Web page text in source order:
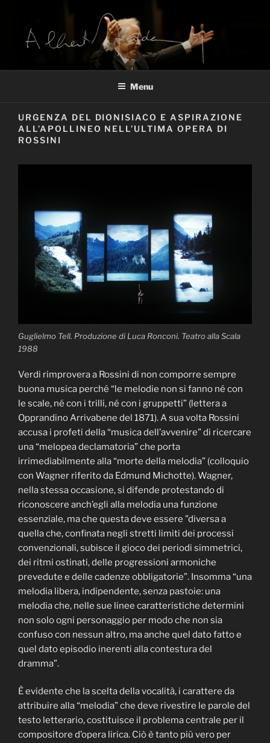
contenuto
ARCHIVIO ALBERTO ZEDDA
Alberto Zedda sito ufficiale
Menu
URGENZA DEL DIONISIACO E ASPIRAZIONE
ALL’APOLLINEO NELL’ULTIMA OPERA DI
ROSSINI
Guglielmo Tell. Produzione di Luca Ronconi. Teatro alla Scala
1988
Verdi rimprovera a Rossini di non comporre sempre
buona musica perché “le melodie non si fanno né con
le scale, né con i trilli, né con i gruppetti” (lettera a
Opprandino Arrivabene del 1871). A sua volta Rossini
accusa i profeti della “musica dell’avvenire” di ricercare
una “melopea declamatoria” che porta
irrimediabilmente alla “morte della melodia” (colloquio
con Wagner riferito da Edmund Michotte). Wagner,
nella stessa occasione, si difende protestando di
riconoscere anch’egli alla melodia una funzione
essenziale, ma che questa deve essere ”diversa a
quella che, confinata negli stretti limiti dei processi
convenzionali, subisce il gioco dei periodi simmetrici,
dei ritmi ostinati, delle progressioni armoniche
prevedute e delle cadenze obbligatorie”. Insomma “una
melodia libera, indipendente, senza pastoie: una
melodia che, nelle sue linee caratteristiche determini
non solo ogni personaggio per modo che non sia
confuso con nessun altro, ma anche quel dato fatto e
quel dato episodio inerenti alla contestura del
dramma”.
È evidente che la scelta della vocalità, i carattere da
attribuire alla “melodia” che deve rivestire le parole del
testo letterario, costituisce il problema centrale per il
compositore d’opera lirica. Ciò è tanto più vero per